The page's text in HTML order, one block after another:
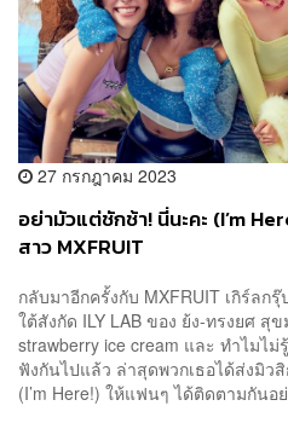
27 กรกฎาคม 2023
อย่ามัวแต่ชักช้า! นี่นะคะ (I’m
สาว MXFRUIT
กลับมาอีกครั้งกับ MXFRUIT เกิร์ลก
ใต้สังกัด ILY LAB ของ ย้ง-ทรงยศ สุ
strawberry ice cream และ ทำไมไ
ฟังกันไปแล้ว ล่าสุดพวกเธอได้ส่งมิว
(I’m Here!) ให้แฟนๆ ได้ติดตามกัน